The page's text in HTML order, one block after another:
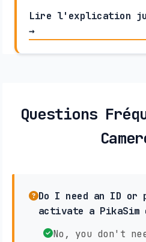
Lire l'explication
→
Questions
Do I need an ID or
activate a PikaSim
No, you don't